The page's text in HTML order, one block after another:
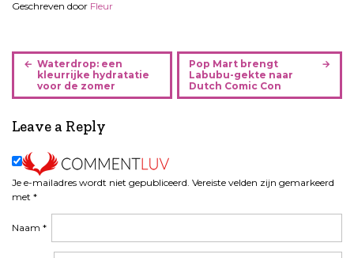
Geschreven door Fleur
B
r
c
t
n
a
i
Waterdrop: een
kleurrijke hydratatie
voor de zomer
Pop Mart brengt
Labubu-gekte naar
Dutch Comic Con
Leave a Reply
Je e-mailadres wordt niet gepubliceerd. Vereiste velden zijn gemarkeerd
met *
Naam *